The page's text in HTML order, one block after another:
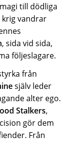
till dödliga
krig vandrar
, sida vid sida,
följeslagare.
från
själv leder
alter ego.
Stalkers,
gör dem
Från